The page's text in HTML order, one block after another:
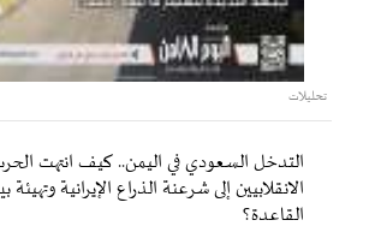
تحليلات
التدخل السعودي في اليمن.. كيف انتهت
الانقلابيين إلى شرعنة الذراع الإيرانية وتهيئة
القاعدة؟